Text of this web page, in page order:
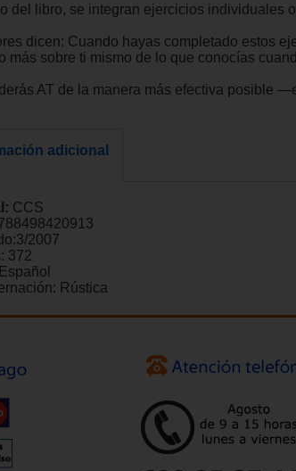
del libro, se integran ejercicios individuales
dicen: Cuando hayas completado estos
más sobre ti mismo de lo que conocías
AT de la manera más efectiva posible
adicional
CCS
3/2007
372
Español
Rústica